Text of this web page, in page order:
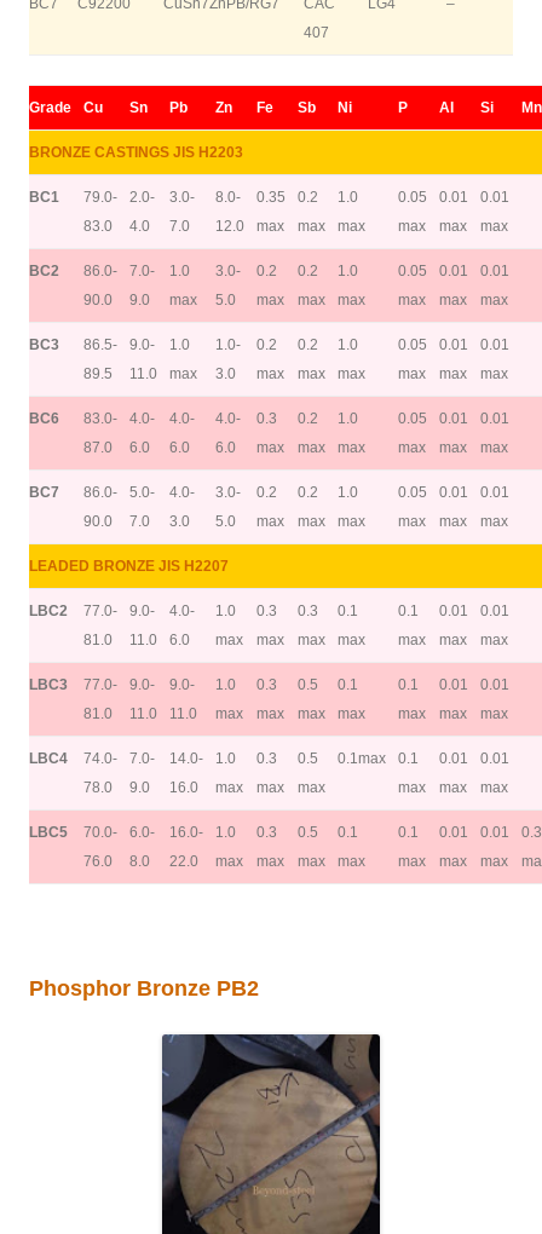
BC7 C92200 CuSn7ZnPB/RG7
CAC
407
LG4 –
Grade Cu Sn Pb Zn Fe Sb Ni P AI Si Mn
BRONZE CASTINGS JIS H2203
BC1
79.0-
83.0
2.0-
4.0
3.0-
7.0
8.0-
12.0
0.35
max
0.2
max
1.0
max
0.05
max
0.01
max
0.01
max
BC2
86.0-
90.0
7.0-
9.0
1.0
max
3.0-
5.0
0.2
max
0.2
max
1.0
max
0.05
max
0.01
max
0.01
max
BC3
86.5-
89.5
9.0-
11.0
1.0
max
1.0-
3.0
0.2
max
0.2
max
1.0
max
0.05
max
0.01
max
0.01
max
BC6
83.0-
87.0
4.0-
6.0
4.0-
6.0
4.0-
6.0
0.3
max
0.2
max
1.0
max
0.05
max
0.01
max
0.01
max
BC7
86.0-
90.0
5.0-
7.0
4.0-
3.0
3.0-
5.0
0.2
max
0.2
max
1.0
max
0.05
max
0.01
max
0.01
max
LEADED BRONZE JIS H2207
LBC2
77.0-
81.0
9.0-
11.0
4.0-
6.0
1.0
max
0.3
max
0.3
max
0.1
max
0.1
max
0.01
max
0.01
max
LBC3
77.0-
81.0
9.0-
11.0
9.0-
11.0
1.0
max
0.3
max
0.5
max
0.1
max
0.1
max
0.01
max
0.01
max
LBC4
74.0-
78.0
7.0-
9.0
14.0-
16.0
1.0
max
0.3
max
0.5
max
0.1max
0.1
max
0.01
max
0.01
max
LBC5
70.0-
76.0
6.0-
8.0
16.0-
22.0
1.0
max
0.3
max
0.5
max
0.1
max
0.1
max
0.01
max
0.01
max
0.3
Phosphor Bronze PB2